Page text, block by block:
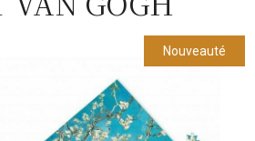
Nouveauté